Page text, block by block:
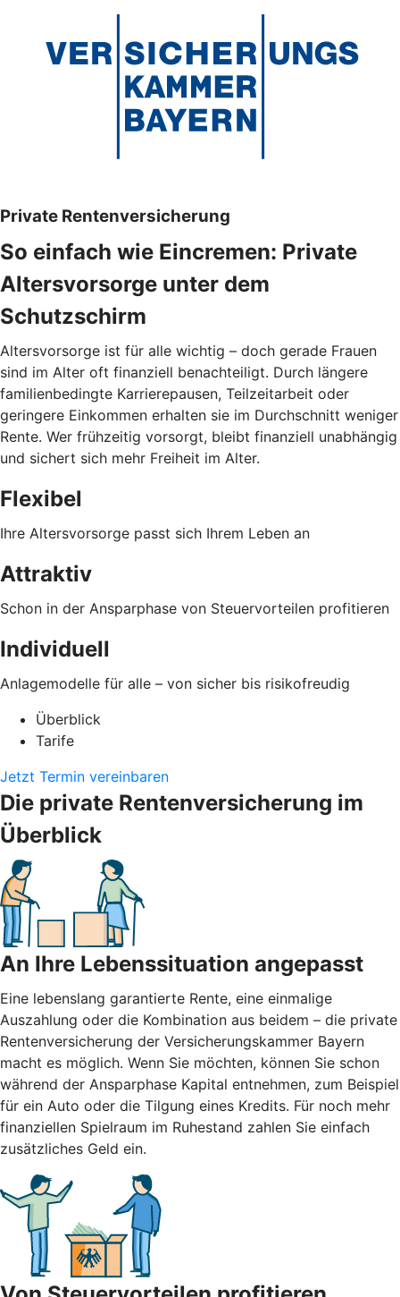
Private Rentenversicherung
So einfach wie Eincremen: Private
Altersvorsorge unter dem
Schutzschirm
Altersvorsorge ist für alle wichtig – doch gerade Frauen
sind im Alter oft finanziell benachteiligt. Durch längere
familienbedingte Karrierepausen, Teilzeitarbeit oder
geringere Einkommen erhalten sie im Durchschnitt weniger
Rente. Wer frühzeitig vorsorgt, bleibt finanziell unabhängig
und sichert sich mehr Freiheit im Alter.
Flexibel
Ihre Altersvorsorge passt sich Ihrem Leben an
Attraktiv
Schon in der Ansparphase von Steuervorteilen profitieren
Individuell
Anlagemodelle für alle – von sicher bis risikofreudig
Überblick
Tarife
Jetzt Termin vereinbaren
Die private Rentenversicherung im
Überblick
An Ihre Lebenssituation angepasst
Eine lebenslang garantierte Rente, eine einmalige
Auszahlung oder die Kombination aus beidem – die private
Rentenversicherung der Versicherungskammer Bayern
macht es möglich. Wenn Sie möchten, können Sie schon
während der Ansparphase Kapital entnehmen, zum Beispiel
für ein Auto oder die Tilgung eines Kredits. Für noch mehr
finanziellen Spielraum im Ruhestand zahlen Sie einfach
zusätzliches Geld ein.